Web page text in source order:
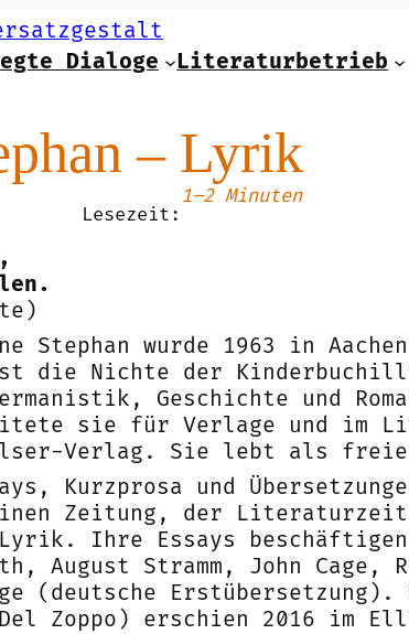
Dialoge Literaturbetrieb
– Lyrik
Lesezeit:
1–2 Minuten
Stephan wurde 1963 in
ist die Nichte der
Geschichte und
sie für Verlage und im
Verlag. Sie lebt als
Kurzprosa und
Zeitung, der
Lyrik. Ihre Essays
August Stramm, John Cage,
(deutsche Erstübersetzung).
Zoppo) erschien 2016 im